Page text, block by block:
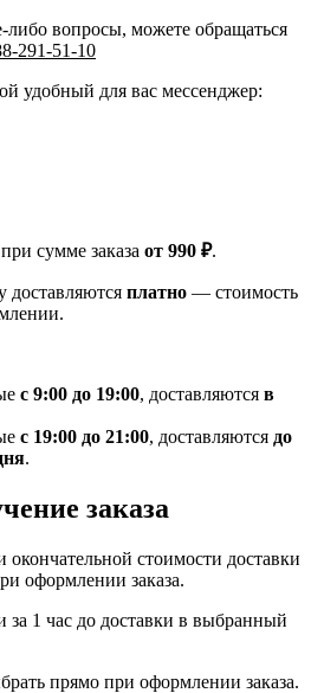
либо вопросы, можете обращаться
291-51-10
удобный для вас мессенджер:
сумме заказа от 990 ₽.
платно — стоимость
с 9:00 до 19:00, доставляются в
с 19:00 до 21:00, доставляются до
.
заказа
стоимости доставки
оформлении заказа.
за 1 час до доставки в выбранный
прямо при оформлении заказа.